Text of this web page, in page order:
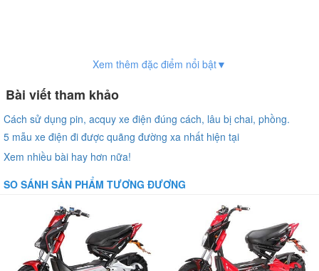
Xem thêm đặc điểm nổi bật▼
Bài viết tham khảo
Cách sử dụng pin, acquy xe điện đúng cách, lâu bị chai, phồng.
5 mẫu xe điện đi được quãng đường xa nhất hiện tại
Xem nhiều bài hay hơn nữa!
SO SÁNH SẢN PHẨM TƯƠNG ĐƯƠNG